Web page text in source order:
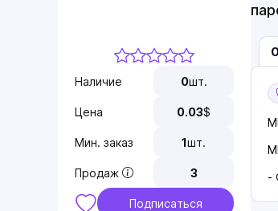
Наличие 0шт.
Цена 0.03$
Мин. заказ 1шт.
Продаж 3
Подписаться
-